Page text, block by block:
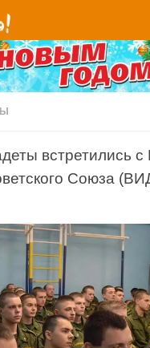
встретились с
Союза